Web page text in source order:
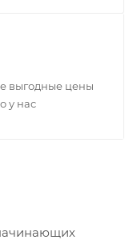
выгодные цены
у нас